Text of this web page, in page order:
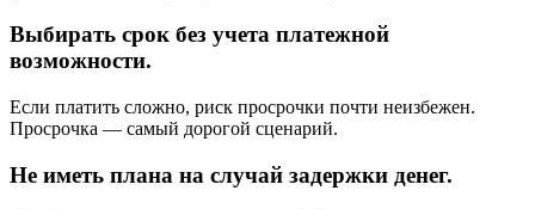
Выбирать срок без учета платежной
возможности.
Если платить сложно, риск просрочки почти неизбежен.
Просрочка — самый дорогой сценарий.
Не иметь плана на случай задержки денег.